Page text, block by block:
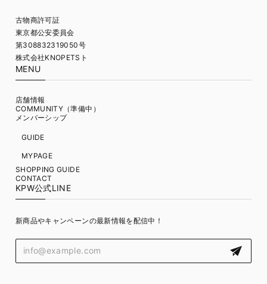
古物商許可証
東京都公安委員会
第308832319050号
株式会社KNOPETSト
MENU
店舗情報
COMMUNITY（準備中）
メンバーシップ
GUIDE
MYPAGE
SHOPPING GUIDE
CONTACT
KPW公式LINE
新商品やキャンペーンの最新情報を配信中！